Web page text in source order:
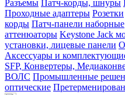
Разъемы Патч-корды, шнуры
Проходные адаптеры Розетки
корды Патч-панели наборные
аттенюаторы Keystone Jack
установки, лицевые панели
Аксессуары и
SFP, Конвертеры,
ВОЛС Промышленные
оптические